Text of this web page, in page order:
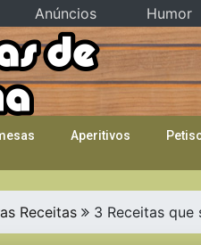
Aperitivos
Receitas 3 Receitas que
Anúncios Humor